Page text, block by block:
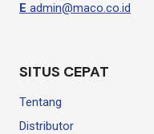
E admin@maco.co.id
SITUS CEPAT
Tentang
Distributor